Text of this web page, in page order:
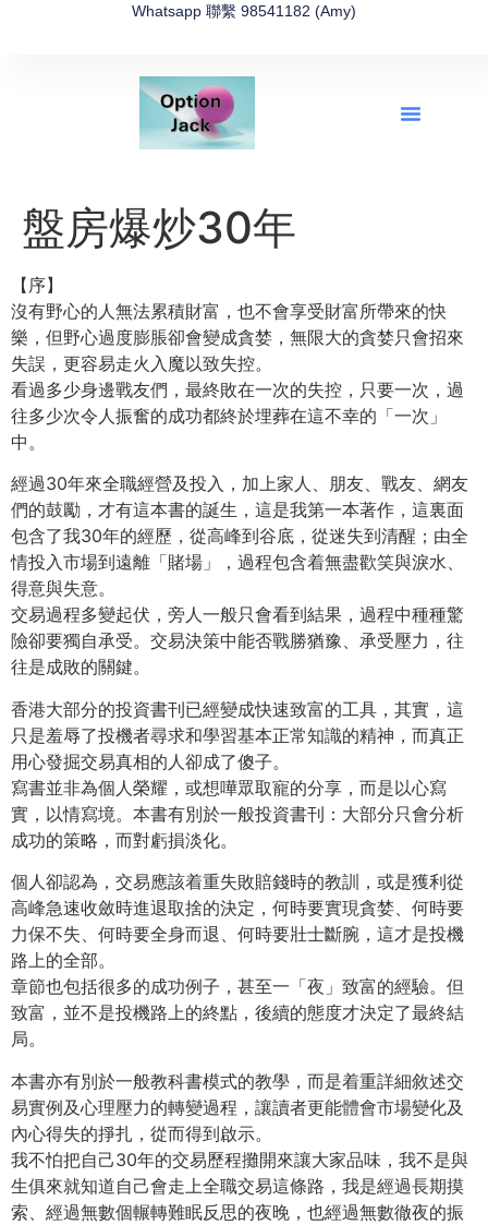
Whatsapp 聯繫 98541182 (Amy)
盤房爆炒30年
【序】
沒有野心的人無法累積財富，也不會享受財富所帶來的快
樂，但野心過度膨脹卻會變成貪婪，無限大的貪婪只會招來
失誤，更容易走火入魔以致失控。
看過多少身邊戰友們，最終敗在一次的失控，只要一次，過
往多少次令人振奮的成功都終於埋葬在這不幸的「一次」
中。
經過30年來全職經營及投入，加上家人、朋友、戰友、網友
們的鼓勵，才有這本書的誕生，這是我第一本著作，這裏面
包含了我30年的經歷，從高峰到谷底，從迷失到清醒；由全
情投入市場到遠離「賭場」，過程包含着無盡歡笑與淚水、
得意與失意。
交易過程多變起伏，旁人一般只會看到結果，過程中種種驚
險卻要獨自承受。交易決策中能否戰勝猶豫、承受壓力，往
往是成敗的關鍵。
香港大部分的投資書刊已經變成快速致富的工具，其實，這
只是羞辱了投機者尋求和學習基本正常知識的精神，而真正
用心發掘交易真相的人卻成了傻子。
寫書並非為個人榮耀，或想嘩眾取寵的分享，而是以心寫
實，以情寫境。本書有別於一般投資書刊：大部分只會分析
成功的策略，而對虧損淡化。
個人卻認為，交易應該着重失敗賠錢時的教訓，或是獲利從
高峰急速收斂時進退取捨的決定，何時要實現貪婪、何時要
力保不失、何時要全身而退、何時要壯士斷腕，這才是投機
路上的全部。
章節也包括很多的成功例子，甚至一「夜」致富的經驗。但
致富，並不是投機路上的終點，後續的態度才決定了最終結
局。
本書亦有別於一般教科書模式的教學，而是着重詳細敘述交
易實例及心理壓力的轉變過程，讓讀者更能體會市場變化及
內心得失的掙扎，從而得到啟示。
我不怕把自己30年的交易歷程攤開來讓大家品味，我不是與
生俱來就知道自己會走上全職交易這條路，我是經過長期摸
索、經過無數個輾轉難眠反思的夜晚，也經過無數徹夜的振